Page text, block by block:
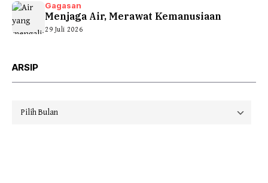
Gagasan
Menjaga Air, Merawat Kemanusiaan
29 Juli 2026
ARSIP
Arsip